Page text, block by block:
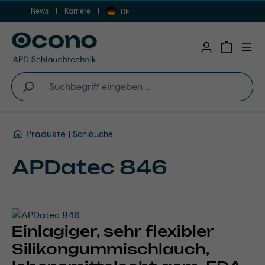
Zum Hauptinhalt springen
News Karriere DE
Produkte Schläuche
APDatec 846
Einlagiger, sehr flexibler
Silikongummischlauch,